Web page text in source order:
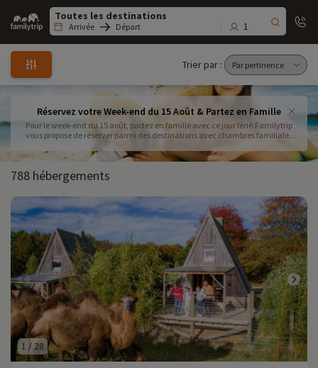
Family
trip
Arrivée Départ 1
Trier par :
Réservez votre Week-end du 15 Août & Partez en Famille
Pour le week-end du 15 août, partez en famille avec ce jour férié.Familytrip
vous propose de réserver parmi des destinations avec chambres familiales
triées sur le volet pour leurs prestations autour des enfants : matériel de
puériculture, aire de jeux, piscine... Vos enfants et vous passerez un excellent
week-end en famille .
788 hébergements
1 /28